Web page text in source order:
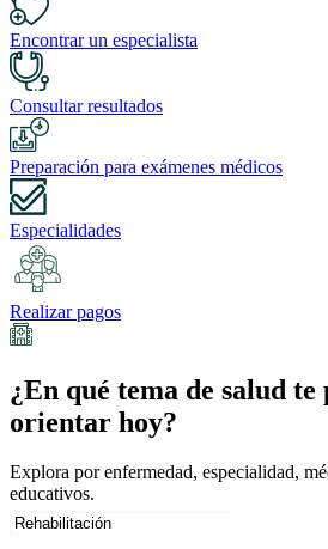
Encontrar un especialista
Consultar resultados
Preparación para exámenes médicos
Especialidades
Realizar pagos
¿En qué tema de salud te
orientar hoy?
Explora por enfermedad, especialidad,
educativos.